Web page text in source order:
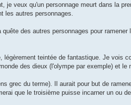
je veux qu'un personnage meurt dans la
les autres personnages.
des autres personnages pour ramener
teintée de fantastique. Je vois
des dieux (l'olympe par exemple) et le
grec du terme). Il aurait pour but de
que le troisième puisse incarner un ou